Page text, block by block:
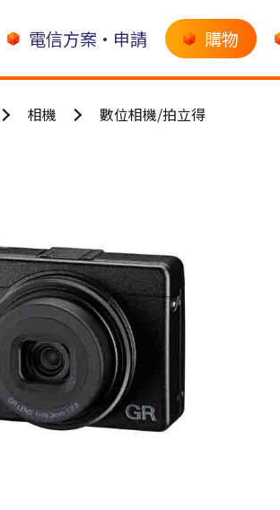
電信方案•申請 購物
相機 數位相機/拍立得